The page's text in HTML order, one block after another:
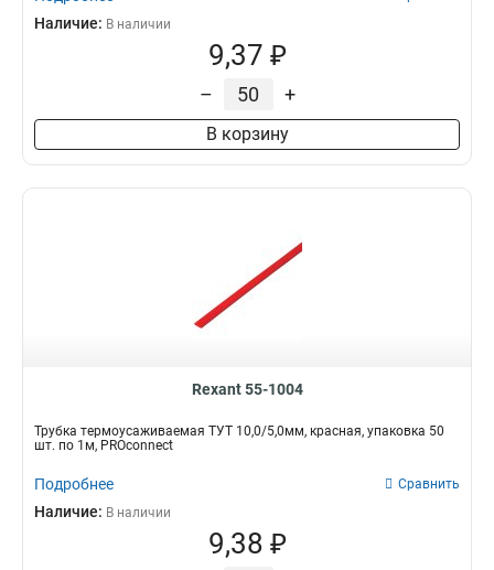
Наличие: В наличии
9,37 ₽
– +
В корзину
Rexant 55-1004
Трубка термоусаживаемая ТУТ 10,0/5,0мм, красная, упаковка 50
шт. по 1м, PROconnect
Подробнее Сравнить
Наличие: В наличии
9,38 ₽